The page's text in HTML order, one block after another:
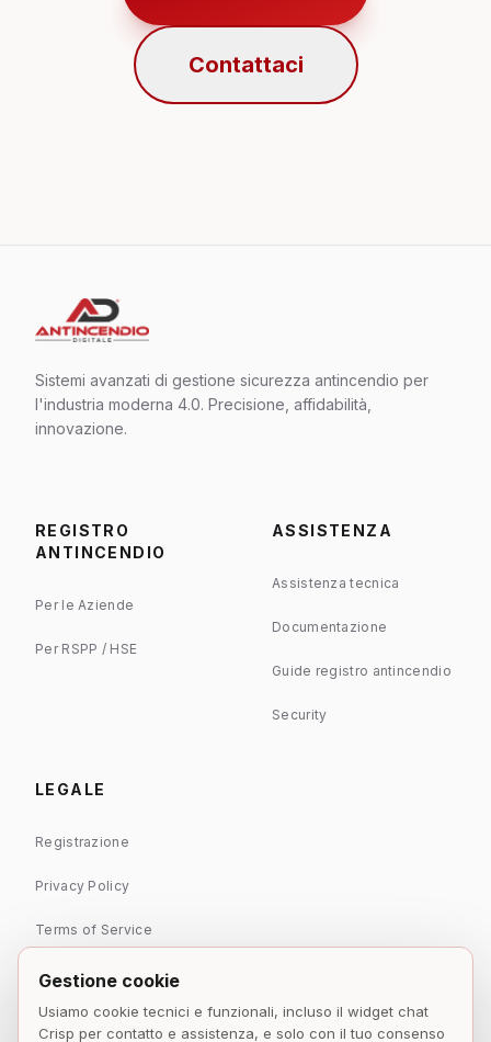
Contattaci
Sistemi avanzati di gestione sicurezza antincendio per
l'industria moderna 4.0. Precisione, affidabilità,
innovazione.
REGISTRO
ANTINCENDIO
Per le Aziende
Per RSPP / HSE
ASSISTENZA
Assistenza tecnica
Documentazione
Guide registro antincendio
Security
LEGALE
Registrazione
Privacy Policy
Terms of Service
Gestione cookie
Usiamo cookie tecnici e funzionali, incluso il widget chat
Crisp per contatto e assistenza, e solo con il tuo consenso